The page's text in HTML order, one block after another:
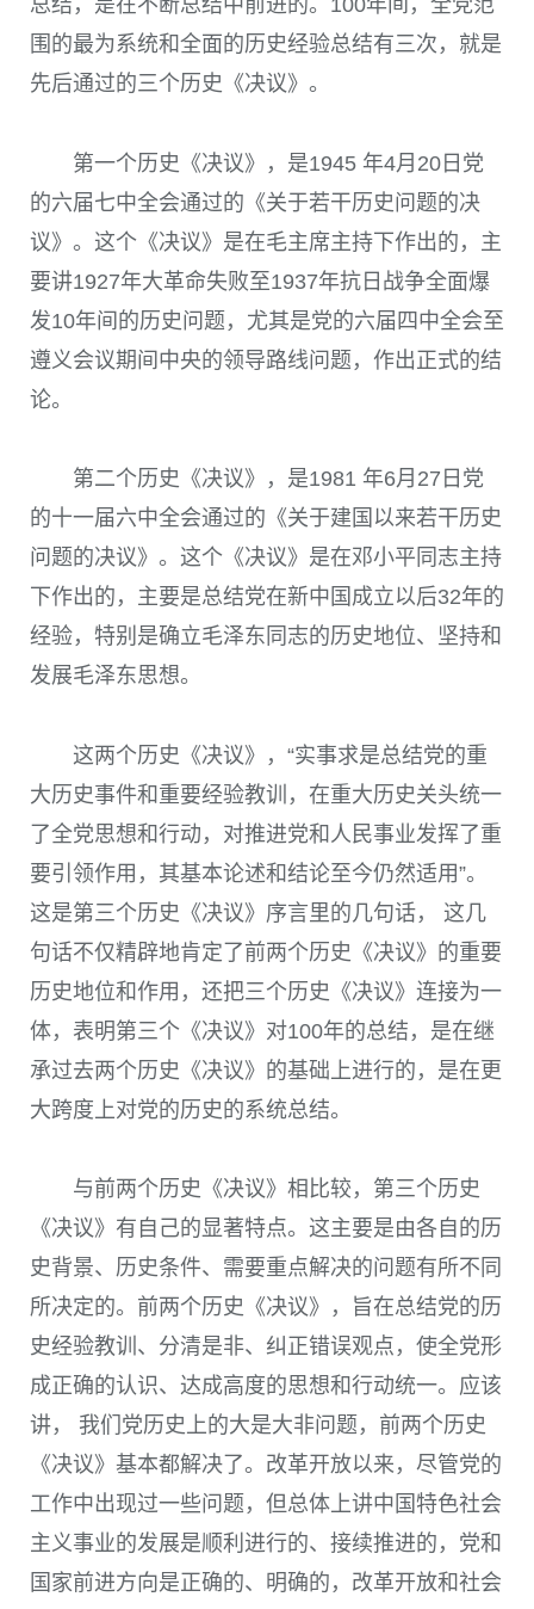
总结，是在不断总结中前进的。 100年间，全党范
围的最为系统和全面的历史经验总结有三次，就是
先后通过的三个历史《决议》。
第一个历史《决议》，是1945 年4月 20 日党
的六届七中全会通过的《关于若干历史问题的决
议》。这个《决议》是在毛主席主持下作出的，主
要讲1927年大革命失败至1937年抗日战争全面爆
发10年间的历史问题，尤其是党的六届四中全会至
遵义会议期间中央的领导路线问题，作出正式的结
论。
第二个历史《决议》，是1981 年6月 27 日党
的十一届六中全会通过的《关于建国以来若干历史
问题的决议》。这个《决议》是在邓小平同志主持
下作出的，主要是总结党在新中国成立以后32年的
经验，特别是确立毛泽东同志的历史地位、坚持和
发展毛泽东思想。
这两个历史《决议》，“实事求是总结党的重
大历史事件和重要经验教训，在重大历史关头统一
了全党思想和行动，对推进党和人民事业发挥了重
要引领作用，其基本论述和结论至今仍然适用”。
这是第三个历史《决议》序言里的几句话， 这几
句话不仅精辟地肯定了前两个历史《决议》的重要
历史地位和作用，还把三个历史《决议》连接为一
体，表明第三个《决议》对100年的总结，是在继
承过去两个历史《决议》的基础上进行的，是在更
大跨度上对党的历史的系统总结。
与前两个历史《决议》相比较，第三个历史
《决议》有自己的显著特点。这主要是由各自的历
史背景、历史条件、需要重点解决的问题有所不同
所决定的。前两个历史《决议》，旨在总结党的历
史经验教训、分清是非、纠正错误观点，使全党形
成正确的认识、达成高度的思想和行动统一。应该
讲， 我们党历史上的大是大非问题，前两个历史
《决议》基本都解决了。改革开放以来，尽管党的
工作中出现过一些问题，但总体上讲中国特色社会
主义事业的发展是顺利进行的、接续推进的，党和
国家前进方向是正确的、明确的，改革开放和社会